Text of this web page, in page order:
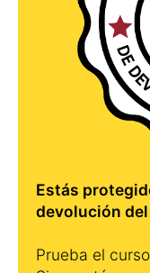
Estás
devolución
Prueba el